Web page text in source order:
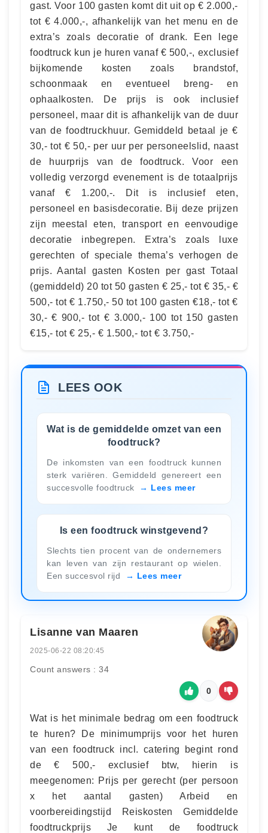
gast. Voor 100 gasten komt dit uit op € 2.000,-
tot € 4.000,-, afhankelijk van het menu en de
extra’s zoals decoratie of drank. Een lege
foodtruck kun je huren vanaf € 500,-, exclusief
bijkomende kosten zoals brandstof,
schoonmaak en eventueel breng- en
ophaalkosten. De prijs is ook inclusief
personeel, maar dit is afhankelijk van de duur
van de foodtruckhuur. Gemiddeld betaal je €
30,- tot € 50,- per uur per personeelslid, naast
de huurprijs van de foodtruck. Voor een
volledig verzorgd evenement is de totaalprijs
vanaf € 1.200,-. Dit is inclusief eten,
personeel en basisdecoratie. Bij deze prijzen
zijn meestal eten, transport en eenvoudige
decoratie inbegrepen. Extra’s zoals luxe
gerechten of speciale thema’s verhogen de
prijs. Aantal gasten Kosten per gast Totaal
(gemiddeld) 20 tot 50 gasten € 25,- tot € 35,- €
500,- tot € 1.750,- 50 tot 100 gasten €18,- tot €
30,- € 900,- tot € 3.000,- 100 tot 150 gasten
€15,- tot € 25,- € 1.500,- tot € 3.750,-
LEES OOK
Wat is de gemiddelde omzet van een
foodtruck?
De inkomsten van een foodtruck kunnen
sterk variëren. Gemiddeld genereert een
succesvolle foodtruck
Lees meer
Is een foodtruck winstgevend?
Slechts tien procent van de ondernemers
kan leven van zijn restaurant op wielen.
Een succesvol rijd
Lees meer
Lisanne van Maaren
2025-06-22 08:20:45
Count answers : 34
0
Wat is het minimale bedrag om een foodtruck
te huren? De minimumprijs voor het huren
van een foodtruck incl. catering begint rond
de € 500,- exclusief btw, hierin is
meegenomen: Prijs per gerecht (per persoon
x het aantal gasten) Arbeid en
voorbereidingstijd Reiskosten Gemiddelde
foodtruckprijs Je kunt de foodtruck